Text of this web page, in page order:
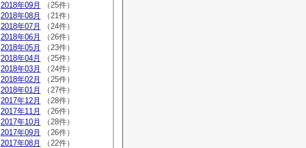
2018年09月
（25件）
2018年08月
（21件）
2018年07月
（24件）
2018年06月
（26件）
2018年05月
（23件）
2018年04月
（25件）
2018年03月
（24件）
2018年02月
（25件）
2018年01月
（27件）
2017年12月
（28件）
2017年11月
（26件）
2017年10月
（28件）
2017年09月
（26件）
2017年08月
（22件）